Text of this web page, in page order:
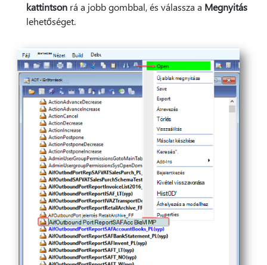
kattintson rá a jobb gombbal, és válassza a Megnyitás
lehetőséget.